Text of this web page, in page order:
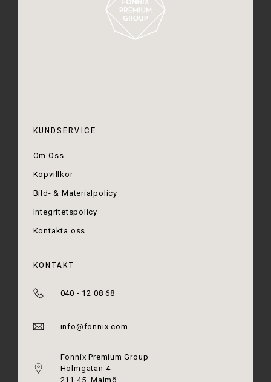
KUNDSERVICE
Om Oss
Köpvillkor
Bild- & Materialpolicy
Integritetspolicy
Kontakta oss
KONTAKT
040 - 12 08 68
info@fonnix.com
Fonnix Premium Group
Holmgatan 4
211 45, Malmö